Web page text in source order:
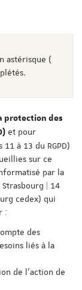
astérisque (
protection des
et pour
à 13 du RGPD)
sur ce
par la
| 14
cedex) qui
:
des
liés à la
de l'action de